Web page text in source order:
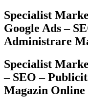
Specialist
Google Ads –
Administrare
Specialist
– SEO –
Magazin Online